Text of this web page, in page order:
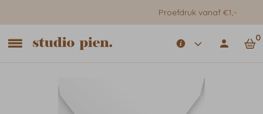
Proefdruk vanaf €1,-
0